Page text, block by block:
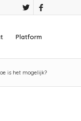
Platform
is het mogelijk?